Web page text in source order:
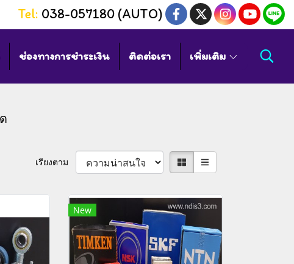
Tel: 038-057180 (AUTO)
ช่องทางการชำระเงิน ติดต่อเรา เพิ่มเติม
เรียงตาม
New